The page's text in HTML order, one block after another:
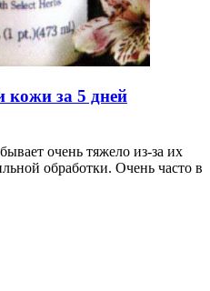
за 5 дней
очень тяжело из-за их
обработки. Очень часто в